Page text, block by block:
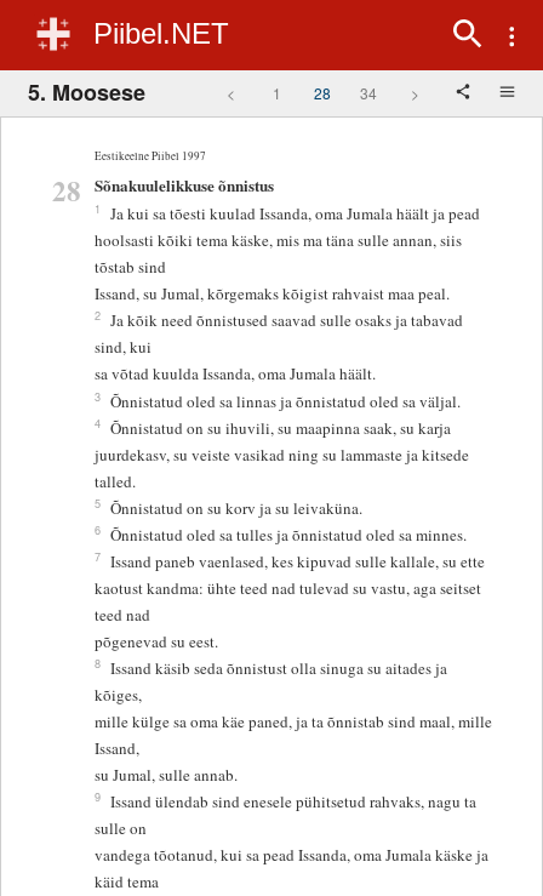
Piibel.NET
5. Moosese < 1 28 34 >
Eestikeelne Piibel 1997
28 Sõnakuulelikkuse õnnistus
1
Ja kui sa tõesti kuulad Issanda, oma Jumala häält ja pead
hoolsasti kõiki tema käske, mis ma täna sulle annan, siis
tõstab sind
Issand, su Jumal, kõrgemaks kõigist rahvaist maa peal.
2 Ja kõik need õnnistused saavad sulle osaks ja tabavad
sind, kui
sa võtad kuulda Issanda, oma Jumala häält.
3 Õnnistatud oled sa linnas ja õnnistatud oled sa väljal.
4 Õnnistatud on su ihuvili, su maapinna saak, su karja
juurdekasv, su veiste vasikad ning su lammaste ja kitsede
talled.
5 Õnnistatud on su korv ja su leivaküna.
6 Õnnistatud oled sa tulles ja õnnistatud oled sa minnes.
7 Issand paneb vaenlased, kes kipuvad sulle kallale, su ette
kaotust kandma: ühte teed nad tulevad su vastu, aga seitset
teed nad
põgenevad su eest.
8 Issand käsib seda õnnistust olla sinuga su aitades ja
kõiges,
mille külge sa oma käe paned, ja ta õnnistab sind maal, mille
Issand,
su Jumal, sulle annab.
9 Issand ülendab sind enesele pühitsetud rahvaks, nagu ta
sulle on
vandega tõotanud, kui sa pead Issanda, oma Jumala käske ja
käid tema